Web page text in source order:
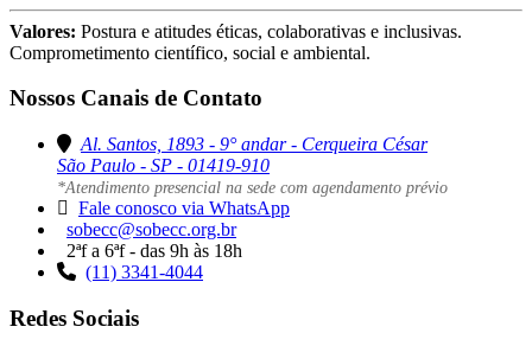
Valores: Postura e atitudes éticas, colaborativas e inclusivas.
Comprometimento científico, social e ambiental.
Nossos Canais de Contato
Al. Santos, 1893 - 9° andar - Cerqueira César
São Paulo - SP - 01419-910
*Atendimento presencial na sede com agendamento prévio
Fale conosco via WhatsApp
sobecc@sobecc.org.br
2ªf a 6ªf - das 9h às 18h
(11) 3341-4044
Redes Sociais